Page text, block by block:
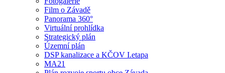
Film o Závadě
Panorama 360°
Virtuální prohlídka
Strategický plán
Územní plán
DSP kanalizace a KČOV I.etapa
MA21